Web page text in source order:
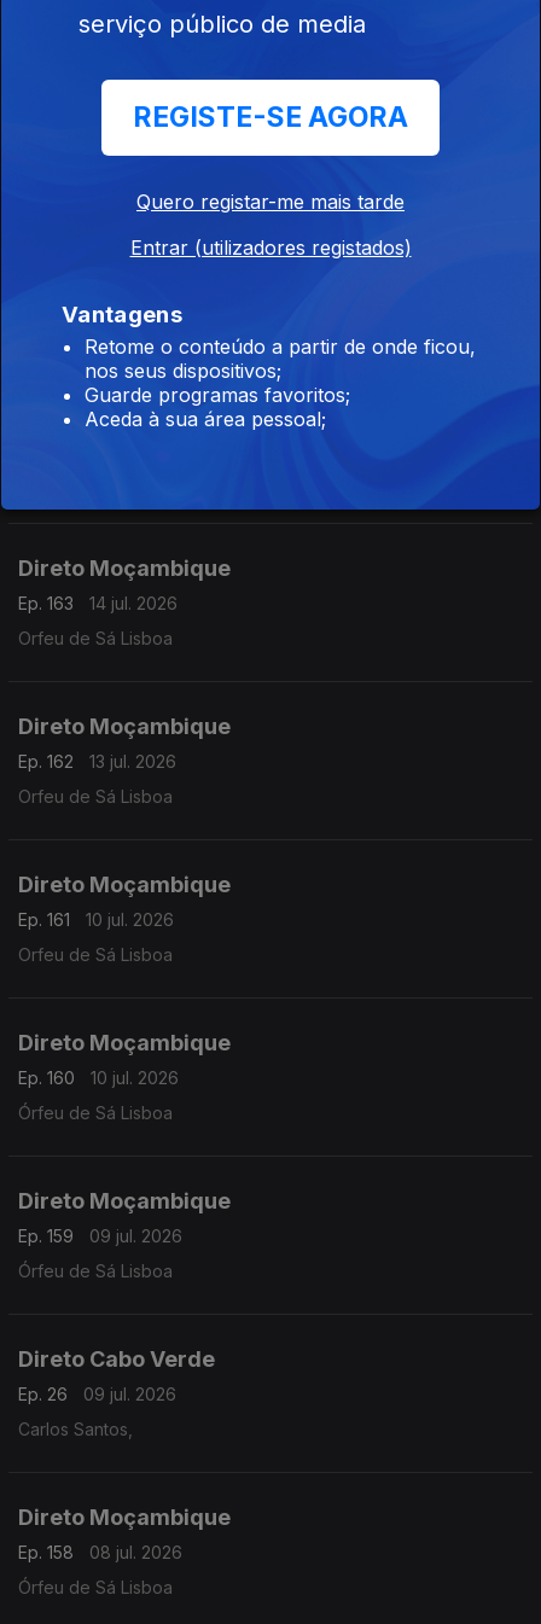
Direto Cabo Verde
16 jul. 2026
Direto Moçambique
Orfeu de Sá Lisboa
Direto Moçambique
Direto Moçambique
Ep. 163
14 jul. 2026
Orfeu de Sá Lisboa
Direto Moçambique
Ep. 162
13 jul. 2026
Orfeu de Sá Lisboa
Direto Moçambique
Ep. 161
10 jul. 2026
Orfeu de Sá Lisboa
Direto Moçambique
Ep. 160
10 jul. 2026
Órfeu de Sá Lisboa
Direto Moçambique
Ep. 159
09 jul. 2026
Órfeu de Sá Lisboa
Direto Cabo Verde
Ep. 26
09 jul. 2026
Carlos Santos,
Direto Moçambique
Ep. 158
08 jul. 2026
Órfeu de Sá Lisboa
serviço público de media
REGISTE-SE AGORA
Quero registar-me mais tarde
Entrar (utilizadores registados)
Vantagens
Retome o conteúdo a partir de onde ficou,
nos seus dispositivos;
Guarde programas favoritos;
Aceda à sua área pessoal;